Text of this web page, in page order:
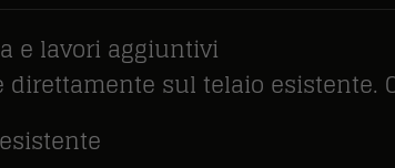
e lavori aggiuntivi
sul telaio esistente.